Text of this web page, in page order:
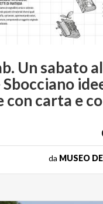
Un sabato al
Sbocciano
con carta e
da MUSEO